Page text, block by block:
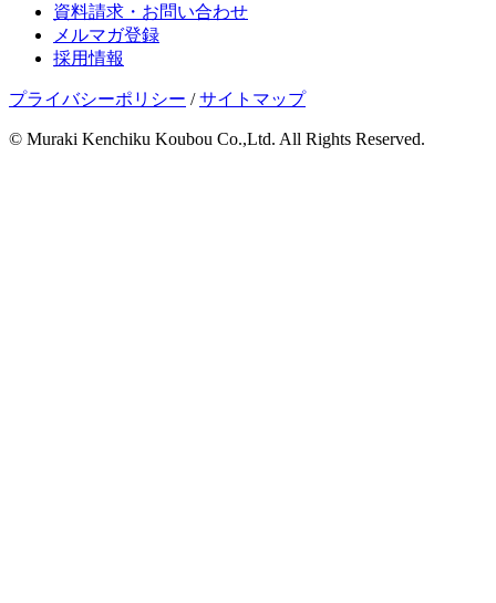
資料請求・お問い合わせ
メルマガ登録
採用情報
プライバシーポリシー /サイトマップ
© Muraki Kenchiku Koubou Co.,Ltd. All Rights Reserved.